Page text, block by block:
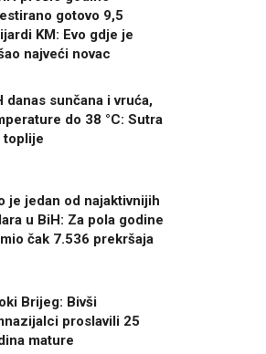
gotovo 9,5
KM: Evo gdje je
najveći novac
danas sunčana i vruća,
do 38 °C: Sutra
toplije
je jedan od najaktivnijih
u BiH: Za pola godine
čak 7.536 prekršaja
Brijeg: Bivši
proslavili 25
mature